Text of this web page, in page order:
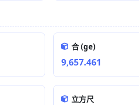
合 (ge)
9,657.461
立方尺